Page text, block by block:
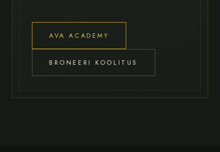
AVA ACADEMY
BRONEERI KOOLITUS